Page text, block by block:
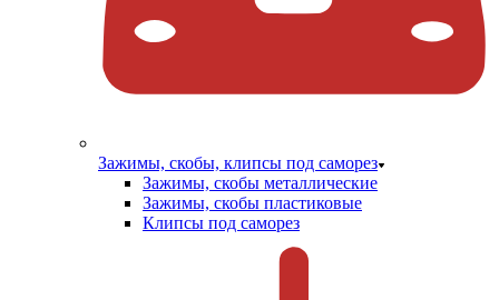
Зажимы, скобы, клипсы под саморез
Зажимы, скобы металлические
Зажимы, скобы пластиковые
Клипсы под саморез